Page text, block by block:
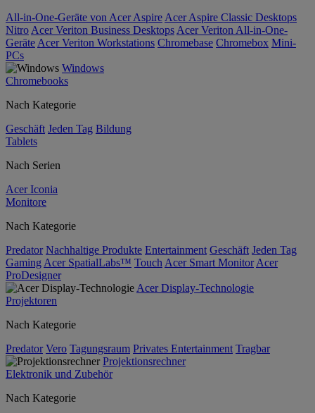
All-in-One-Geräte von Acer Aspire Acer Aspire Classic Desktops
Nitro Acer Veriton Business Desktops Acer Veriton All-in-One-
Geräte Acer Veriton Workstations Chromebase Chromebox Mini-
PCs
Windows
Chromebooks
Nach Kategorie
Geschäft Jeden Tag Bildung
Tablets
Nach Serien
Acer Iconia
Monitore
Nach Kategorie
Predator Nachhaltige Produkte Entertainment Geschäft Jeden Tag
Gaming Acer SpatialLabs™ Touch Acer Smart Monitor Acer
ProDesigner
Acer Display-Technologie
Projektoren
Nach Kategorie
Predator Vero Tagungsraum Privates Entertainment Tragbar
Projektionsrechner
Elektronik und Zubehör
Nach Kategorie